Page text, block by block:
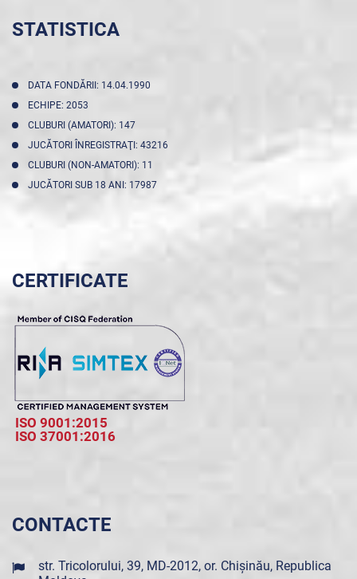
STATISTICA
DATA FONDĂRII: 14.04.1990
ECHIPE: 2053
CLUBURI (AMATORI): 147
JUCĂTORI ÎNREGISTRAŢI: 43216
CLUBURI (NON-AMATORI): 11
JUCĂTORI SUB 18 ANI: 17987
CERTIFICATE
ISO 9001:2015
ISO 37001:2016
CONTACTE
str. Tricolorului, 39, MD-2012, or. Chișinău, Republica